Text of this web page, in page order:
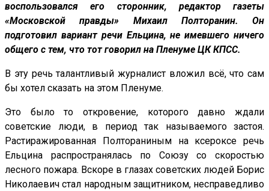
воспользовался его сторонник, редактор газеты
«Московской правды» Михаил Полторанин. Он
подготовил вариант речи Ельцина, не имевшего ничего
общего с тем, что тот говорил на Пленуме ЦК КПСС.
В эту речь талантливый журналист вложил всё, что сам
бы хотел сказать на этом Пленуме.
Это было то откровение, которого давно ждали
советские люди, в период так называемого застоя.
Растиражированная Полтораниным на ксероксе речь
Ельцина распространялась по Союзу со скоростью
лесного пожара. Вскоре в глазах советских людей Борис
Николаевич стал народным защитником, несправедливо